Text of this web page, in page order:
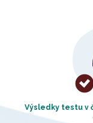
Výsledky testu v